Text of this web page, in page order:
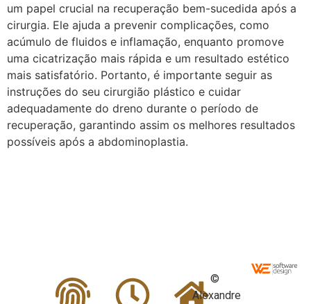
um papel crucial na recuperação bem-sucedida após a
cirurgia. Ele ajuda a prevenir complicações, como
acúmulo de fluidos e inflamação, enquanto promove
uma cicatrização mais rápida e um resultado estético
mais satisfatório. Portanto, é importante seguir as
instruções do seu cirurgião plástico e cuidar
adequadamente do dreno durante o período de
recuperação, garantindo assim os melhores resultados
possíveis após a abdominoplastia.
©
Alexandre